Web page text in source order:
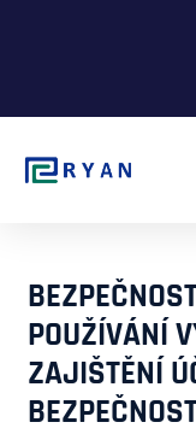
POUŽÍVÁNÍ
ZAJIŠTĚNÍ